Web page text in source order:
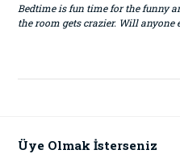
Bedtime is fun time for the funny
the room gets crazier. Will anyone
Ürün resmi kalitesiz,
Üye Olmak İsterseniz